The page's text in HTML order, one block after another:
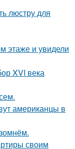
люстру для
этаже и увидели
XVI века
американцы в
своим